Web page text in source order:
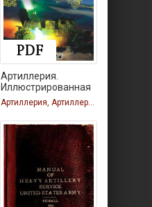
Артиллерия.
Иллюстрированная
Артиллерия, Артиллерия, Артиллерия, Артиллерия